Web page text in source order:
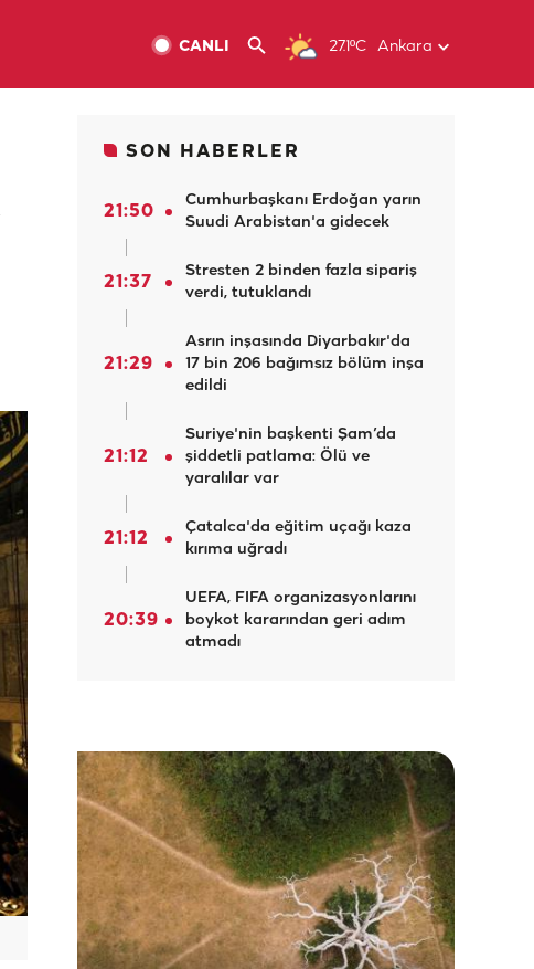
27.1ºC Ankara
CANLI
SON HABERLER
21:50
Cumhurbaşkanı Erdoğan yarın
Suudi Arabistan'a gidecek
21:37
Stresten 2 binden fazla sipariş
verdi, tutuklandı
21:29
Asrın inşasında Diyarbakır'da
17 bin 206 bağımsız bölüm inşa
edildi
21:12
Suriye'nin başkenti Şam’da
şiddetli patlama: Ölü ve
yaralılar var
21:12
Çatalca'da eğitim uçağı kaza
kırıma uğradı
20:39
UEFA, FIFA organizasyonlarını
boykot kararından geri adım
atmadı